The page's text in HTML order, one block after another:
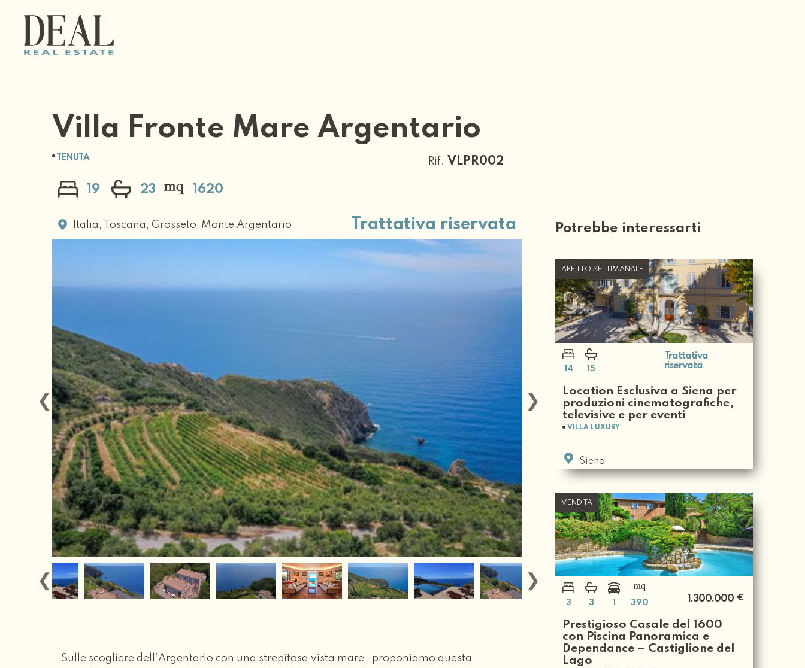
Villa Fronte Mare Argentario
TENUTA Rif. VLPR002
19 23 1620
Italia , Toscana , Grosseto, Monte Argentario Trattativa riservata
Sulle scogliere dell’Argentario con una strepitosa vista mare , proponiamo questa
Potrebbe interessarti
AFFITTO SETTIMANALE
14 15
Trattativa
riservata
Location Esclusiva a Siena per
produzioni cinematografiche,
televisive e per eventi
VILLA LUXURY
Siena
VENDITA
3 3 1 390 1.300.000 €
Prestigioso Casale del 1600
con Piscina Panoramica e
Dependance – Castiglione del
Lago